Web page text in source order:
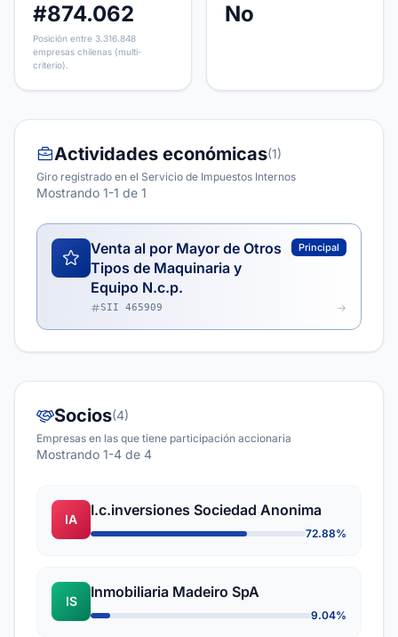
#874.062
Posición entre 3.316.848
empresas chilenas (multi-
criterio).
No
Actividades económicas(1)
Giro registrado en el Servicio de Impuestos Internos
Mostrando 1-1 de 1
Venta al por Mayor de Otros
Tipos de Maquinaria y
Equipo N.c.p.
Principal
SII 465909
Socios(4)
Empresas en las que tiene participación accionaria
Mostrando 1-4 de 4
IA
I.c.inversiones Sociedad Anonima
72.88%
IS
Inmobiliaria Madeiro SpA
9.04%